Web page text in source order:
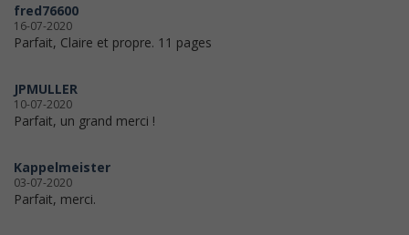
fred76600
16-07-2020
Parfait, Claire et propre. 11 pages
JPMULLER
10-07-2020
Parfait, un grand merci !
Kappelmeister
03-07-2020
Parfait, merci.